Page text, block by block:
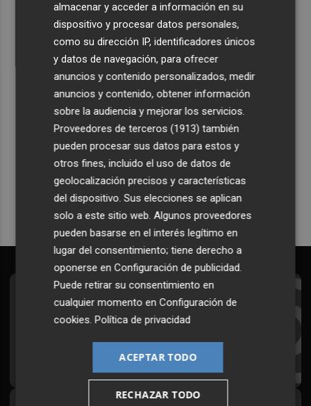
Mariano García, López Nicolás y Bermúdez disputarán
el Europeo en Birmingham el viernes y el sábado
Recibe toda la actualidad de
Plaza Podcast en tu correo
Quiero suscribirme
Suscríbete al Boletín
Todos los días a primera hora en tu email
¡Quiero suscribirme!
almacenar y acceder a información en su
dispositivo y procesar datos personales,
como su dirección IP, identificadores únicos
y datos de navegación, para ofrecer
anuncios y contenido personalizados, medir
anuncios y contenido, obtener información
sobre la audiencia y mejorar los servicios.
Proveedores de terceros (1913) también
pueden procesar sus datos para estos y
otros fines, incluido el uso de datos de
geolocalización precisos y características
del dispositivo. Sus elecciones se aplican
solo a este sitio web. Algunos proveedores
pueden basarse en el interés legítimo en
lugar del consentimiento; tiene derecho a
oponerse enConfiguración de publicidad.
Puede retirar su consentimiento en
cualquier momento enConfiguración de
cookies.Política de privacidad
ACEPTAR TODO
RECHAZAR TODO